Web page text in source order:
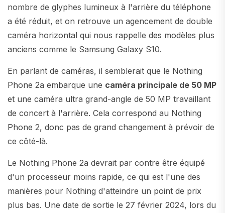
nombre de glyphes lumineux à l'arrière du téléphone
a été réduit, et on retrouve un agencement de double
caméra horizontal qui nous rappelle des modèles plus
anciens comme le Samsung Galaxy S10.
En parlant de caméras, il semblerait que le Nothing
Phone 2a embarque une caméra principale de 50 MP
et une caméra ultra grand-angle de 50 MP travaillant
de concert à l'arrière. Cela correspond au Nothing
Phone 2, donc pas de grand changement à prévoir de
ce côté-là.
Le Nothing Phone 2a devrait par contre être équipé
d'un processeur moins rapide, ce qui est l'une des
manières pour Nothing d'atteindre un point de prix
plus bas. Une date de sortie le 27 février 2024, lors du